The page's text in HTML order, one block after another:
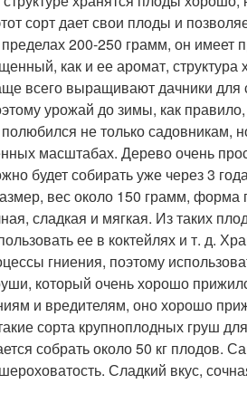
сорт дает свои плоды и
200-250 грамм, он
как и ее аромат,
всего выращивают дачники для
урожай до зимы, как правило,
не только садовникам,
масштабах. Дерево очень
будет собирать уже через 3
вес около 150 грамм, форма
сладкая и мягкая. Из таких
ее в коктейлях и т. д.
гниения, поэтому
который очень хорошо
и вредителям, оно хорошо
сорта крупноплодных груш
собрать около 50 кг плодов.
Сладкий вкус,